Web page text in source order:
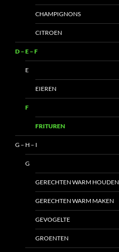
CHAMPIGNONS
CITROEN
D – E – F
E
EIEREN
F
FRITUREN
G – H – I
G
GERECHTEN WARM HOUDEN
GERECHTEN WARM MAKEN
GEVOGELTE
GROENTEN